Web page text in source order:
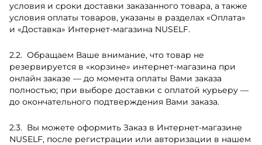
условия и сроки доставки заказанного товара, а также
условия оплаты товаров, указаны в разделах «Оплата»
и «Доставка» Интернет-магазина NUSELF.
Обращаем Ваше внимание, что товар не
резервируется в «корзине» интернет-магазина при
онлайн заказе — до момента оплаты Вами заказа
полностью; при выборе доставки с оплатой курьеру —
до окончательного подтверждения Вами заказа.
Вы можете оформить Заказ в Интернет-магазине
NUSELF, после регистрации или авторизации в нашем